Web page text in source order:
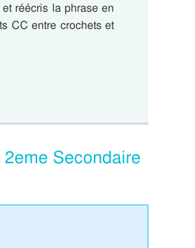
réécris la phrase en
CC entre crochets et
Secondaire